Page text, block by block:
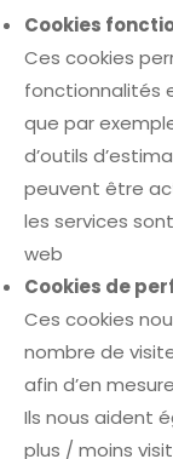
Cookies
Ces cookies
fonctionnalités
que par
d’outils
peuvent être
les services
web
Cookies de
Ces cookies
nombre de
afin d’en
Ils nous aident
plus / moins